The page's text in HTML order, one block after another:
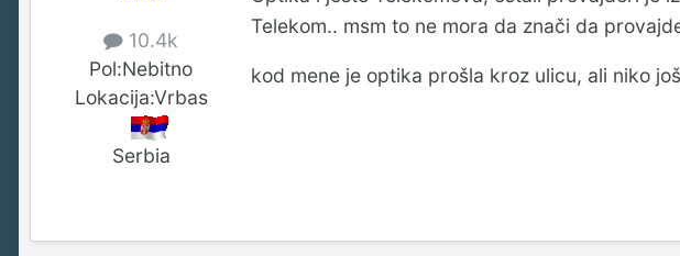
10.4k
Pol:Nebitno
Lokacija:Vrbas
Serbia
Telekom.. msm to ne mora da znači da
kod mene je optika prošla kroz ulicu, ali niko